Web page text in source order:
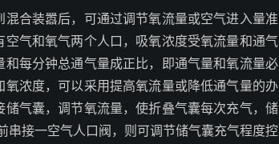
合装嚣后，可通过调节氧流量或空气进入量准
气和氧气两个人口，吸氧浓度受氧流量和通气
每分钟总通气量成正比，即通气量和氧流量必
浓度，可以采用提高氧流量或降低通气量的办
气囊，调节氧流量，使折叠气囊每次充气，储
串接一空气人口阀，则可调节储气囊充气程度控